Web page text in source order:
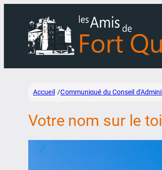
contenu
Accueil /Communiqué du Conseil
Votre nom sur le